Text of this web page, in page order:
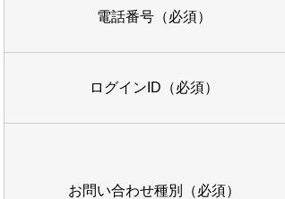
電話番号（必須）
ログインID（必須）
お問い合わせ種別（必須）